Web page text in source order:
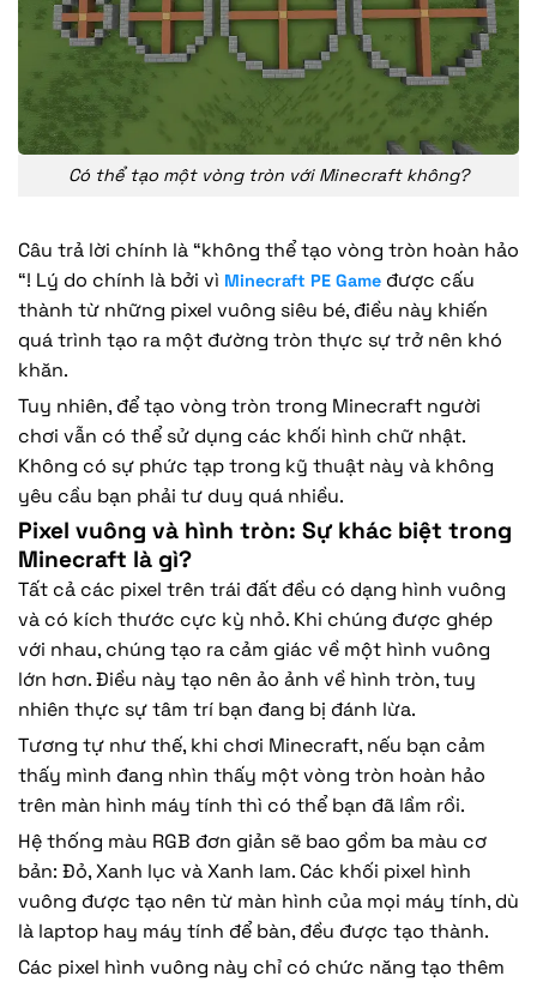
Có thể tạo một vòng tròn với Minecraft không?
Câu trả lời chính là “không thể tạo vòng tròn hoàn hảo
“! Lý do chính là bởi vì Minecraft PE Game được cấu
thành từ những pixel vuông siêu bé, điều này khiến
quá trình tạo ra một đường tròn thực sự trở nên khó
khăn.
Tuy nhiên, để tạo vòng tròn trong Minecraft người
chơi vẫn có thể sử dụng các khối hình chữ nhật.
Không có sự phức tạp trong kỹ thuật này và không
yêu cầu bạn phải tư duy quá nhiều.
Pixel vuông và hình tròn: Sự khác biệt trong
Minecraft là gì?
Tất cả các pixel trên trái đất đều có dạng hình vuông
và có kích thước cực kỳ nhỏ. Khi chúng được ghép
với nhau, chúng tạo ra cảm giác về một hình vuông
lớn hơn. Điều này tạo nên ảo ảnh về hình tròn, tuy
nhiên thực sự tâm trí bạn đang bị đánh lừa.
Tương tự như thế, khi chơi Minecraft, nếu bạn cảm
thấy mình đang nhìn thấy một vòng tròn hoàn hảo
trên màn hình máy tính thì có thể bạn đã lầm rồi.
Hệ thống màu RGB đơn giản sẽ bao gồm ba màu cơ
bản: Đỏ, Xanh lục và Xanh lam. Các khối pixel hình
vuông được tạo nên từ màn hình của mọi máy tính, dù
là laptop hay máy tính để bàn, đều được tạo thành.
Các pixel hình vuông này chỉ có chức năng tạo thêm